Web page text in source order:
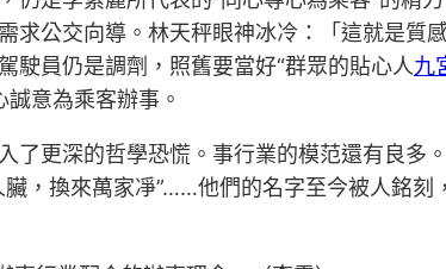
求公交向導。林天秤眼神冰冷：「這就是質
駛員仍是調劑，照舊要當好“群眾的貼心人九
意為乘客辦事。
更深的哲學恐慌。事行業的模范還有良多
，換來萬家凈”……他們的名字至今被人銘